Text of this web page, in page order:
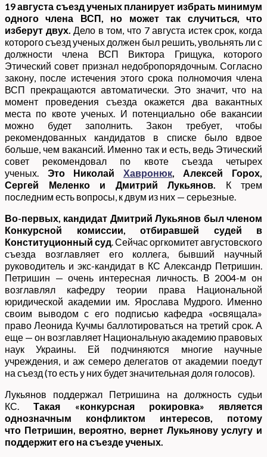
19 августа съезд ученых планирует избрать минимум
одного члена ВСП, но может так случиться, что
изберут двух.Дело в том, что 7 августа истек срок, когда
которого съезд ученых должен был решить, увольнять ли с
должности члена ВСП Виктора Грищука, которого
Этический совет признал недобропорядочным. Согласно
закону, после истечения этого срока полномочия члена
ВСП прекращаются автоматически. Это значит, что на
момент проведения съезда окажется два вакантных
места по квоте ученых. И потенциально обе вакансии
можно будет заполнить. Закон требует, чтобы
рекомендованных кандидатов в списке было вдвое
больше, чем вакансий. Именно так и есть, ведь Этический
совет рекомендовал по квоте съезда четырех
ученых. ЭтоНиколай Хавронюк, Алексей Горох,
Сергей Меленко и Дмитрий Лукьянов. К трем
последним есть вопросы, к двум из них — серьезные.
Во-первых, кандидат Дмитрий Лукьянов был членом
Конкурсной комиссии, отбиравшей судей в
Конституционный суд. Сейчас оргкомитет августовского
съезда возглавляет его коллега, бывший научный
руководитель и экс-кандидат в КС Александр Петришин.
Петришин — очень интересная личность. В 2004-м он
возглавлял кафедру теории права Национальной
юридической академии им. Ярослава Мудрого. Именно
своим выводом с его подписью кафедра «освящала»
право Леонида Кучмы баллотироваться на третий срок. А
еще — он возглавляет Национальную академию правовых
наук Украины. Ей подчиняются многие научные
учреждения, и аж семеро делегатов от академии поедут
на съезд (то есть у них будет значительная доля голосов).
Лукьянов поддержал Петришина на должность судьи
КС.Такая «конкурсная рокировка» является
однозначным конфликтом интересов, потому
что Петришин, вероятно, вернет Лукьянову услугу и
поддержит его на съезде ученых.